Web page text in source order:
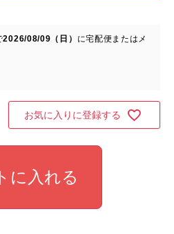
2026/08/09（日） に宅配便またはメ
お気に入りに登録する
に入れる